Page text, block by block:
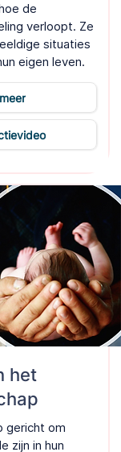
de
verloopt. Ze
situaties
eigen leven.
het
gericht om
zijn in hun